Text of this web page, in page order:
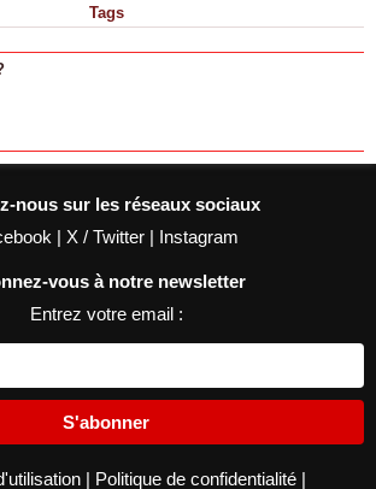
Tags
nous sur les réseaux sociaux
| X / Twitter | Instagram
vous à notre newsletter
Entrez votre email :
S'abonner
| Politique de confidentialité |